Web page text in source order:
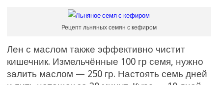
Рецепт льняных семян с кефиром
Лен с маслом также эффективно чистит
кишечник. Измельчённые 100 гр семя, нужно
залить маслом — 250 гр. Настоять семь дней